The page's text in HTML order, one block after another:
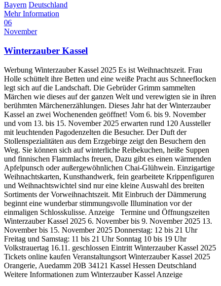
Bayern Deutschland
Mehr Information
06
November
Winterzauber Kassel
Werbung Winterzauber Kassel 2025 Es ist Weihnachtszeit. Frau
Holle schüttelt ihre Betten und eine weiße Pracht aus Schneeflocken
legt sich auf die Landschaft. Die Gebrüder Grimm sammelten
Märchen wie dieses auf der ganzen Welt und verewigten sie in ihren
berühmten Märchenerzählungen. Dieses Jahr hat der Winterzauber
Kassel an zwei Wochenenden geöffnet! Vom 6. bis 9. November
und vom 13. bis 15. November 2025 erwarten rund 120 Aussteller
mit leuchtenden Pagodenzelten die Besucher. Der Duft der
Stollenspezialitäten aus dem Erzgebirge zeigt den Besuchern den
Weg. Sie können sich auf winterliche Reibekuchen, heiße Suppen
und finnischen Flammlachs freuen, Dazu gibt es einen wärmenden
Apfelpunsch oder außergewöhnlichen Chai-Glühwein. Einzigartige
Weihnachtskarten, Kunsthandwerk, fein gearbeitete Krippenfiguren
und Weihnachtswichtel sind nur eine kleine Auswahl des breiten
Sortiments der Vorweihnachtszeit. Mit Einbruch der Dämmerung
beginnt eine wunderbar stimmungsvolle Illumination vor der
einmaligen Schlosskulisse. Anzeige Termine und Öffnungszeiten
Winterzauber Kassel 2025 6. November bis 9. November 2025 13.
November bis 15. November 2025 Donnerstag: 12 bis 21 Uhr
Freitag und Samstag: 11 bis 21 Uhr Sonntag 10 bis 19 Uhr
Volkstrauertag 16.11. geschlossen Eintritt Winterzauber Kassel 2025
Tickets online kaufen Veranstaltungsort Winterzauber Kassel 2025
Orangerie, Auedamm 20B 34121 Kassel Hessen Deutschland
Weitere Informationen zum Winterzauber Kassel Anzeige